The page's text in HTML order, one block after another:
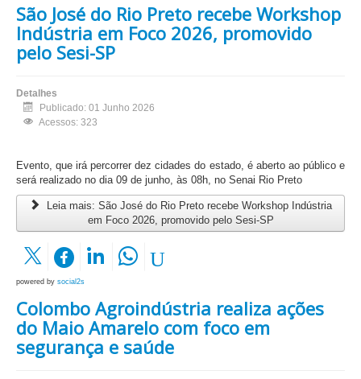
São José do Rio Preto recebe Workshop
Indústria em Foco 2026, promovido
pelo Sesi-SP
Detalhes
Publicado: 01 Junho 2026
Acessos: 323
Evento, que irá percorrer dez cidades do estado, é aberto ao público e
será realizado no dia 09 de junho, às 08h, no Senai Rio Preto
Leia mais: São José do Rio Preto recebe Workshop Indústria
em Foco 2026, promovido pelo Sesi-SP
powered by social2s
Colombo Agroindústria realiza ações
do Maio Amarelo com foco em
segurança e saúde